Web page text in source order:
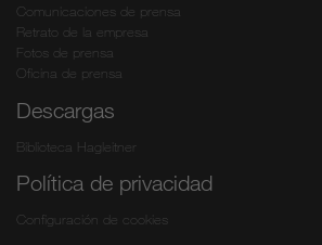
Comunicaciones de prensa
Retrato de la empresa
Fotos de prensa
Oficina de prensa
Descargas
Biblioteca Hagleitner
Política de privacidad
Configuración de cookies